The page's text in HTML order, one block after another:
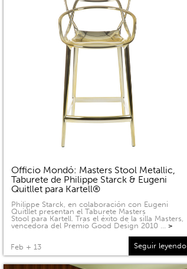
Officio Mondó: Masters Stool Metallic,
Taburete de Philippe Starck & Eugeni
Quitllet para Kartell®
Philippe Starck, en colaboración con Eugeni
Quitllet presentan el Taburete Masters
Stool para Kartell. Tras el éxito de la silla Masters,
vencedora del Premio Good Design 2010 … >
Feb + 13 Seguir leyendo